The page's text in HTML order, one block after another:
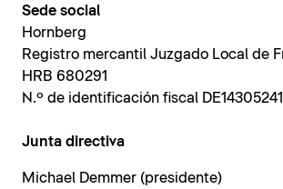
Sede social
Hornberg
Registro mercantil Juzgado Local de
HRB 680291
N.º de identificación fiscal
Junta directiva
Michael Demmer (presidente)